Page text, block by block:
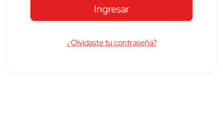
Ingresar
¿Olvidaste tu contraseña?